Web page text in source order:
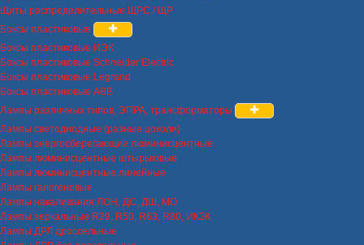
Щиты распределительные ЩРС / ЩР
Боксы пластиковые
Боксы пластиковые ИЭК
Боксы пластиковые Schneider Electric
Боксы пластиковые Legrand
Боксы пластиковые ABB
Лампы различных типов, ЭПРА, трансформаторы
Лампы светодиодные (разные цоколи)
Лампы энергосберегающие люминисцентные
Лампы люминисцентные штырьковые
Лампы люминисцентные линейные
Лампы галогеновые
Лампы накаливания ЛОН, ДС, ДШ, МО
Лампы зеркальные R39, R50, R63, R80, ИКЗК
Лампы ДРЛ дроссельные